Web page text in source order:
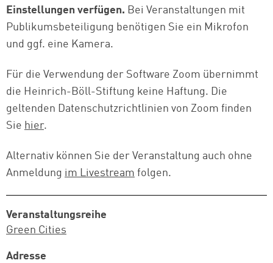
Einstellungen verfügen. Bei Veranstaltungen mit
Publikumsbeteiligung benötigen Sie ein Mikrofon
und ggf. eine Kamera.
Für die Verwendung der Software Zoom übernimmt
die Heinrich-Böll-Stiftung keine Haftung. Die
geltenden Datenschutzrichtlinien von Zoom finden
Sie hier.
Alternativ können Sie der Veranstaltung auch ohne
Anmeldung im Livestream folgen.
Veranstaltungsreihe
Green Cities
Adresse